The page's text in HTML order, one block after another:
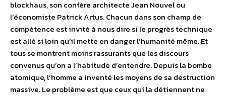
blockhaus, son confère architecte Jean Nouvel ou
l’économiste Patrick Artus. Chacun dans son champ de
compétence est invité à nous dire si le progrès technique
est allé si loin qu’il mette en danger l’humanité même. Et
tous se montrent moins rassurants que les discours
convenus qu’on a l’habitude d’entendre. Depuis la bombe
atomique, l’homme a inventé les moyens de sa destruction
massive. Le problème est que ceux qui la détiennent ne